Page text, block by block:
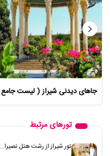
جاهای دیدنی شیراز ( لیست جامع 110 دیدنی شیراز )
تورهای مرتبط
تور شیراز از رشت هتل نصیرا...